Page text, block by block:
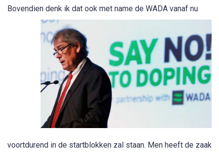
Bovendien denk ik dat ook met name de WADA vanaf nu
voortdurend in de startblokken zal staan. Men heeft de zaak